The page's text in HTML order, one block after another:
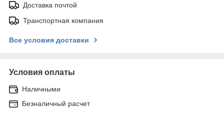
Доставка почтой
Транспортная компания
Все условия доставки
Условия оплаты
Наличными
Безналичный расчет